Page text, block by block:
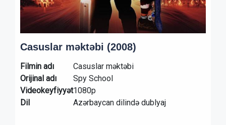
Casuslar məktəbi (2008)
Filmin adı
Casuslar məktəbi
Orijinal adı
Spy School
Videokeyfiyyət1080p
Dil
Azərbaycan dilində dublyaj